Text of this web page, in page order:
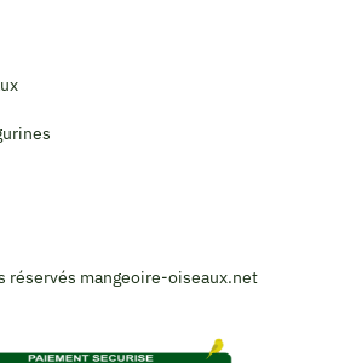
réservés mangeoire-oiseaux.net